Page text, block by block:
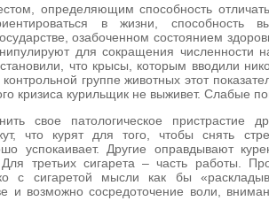
определяющим способность
в жизни, способность
озабоченном состоянием
для сокращения численности
что крысы, которым вводили
группе животных этот
кризиса курильщик не выживет. Слабые
свое патологическое пристрастие
что курят для того, чтобы снять
успокаивает. Другие оправдывают
третьих сигарета – часть работы.
с сигаретой мысли как бы
и возможно сосредоточение воли,